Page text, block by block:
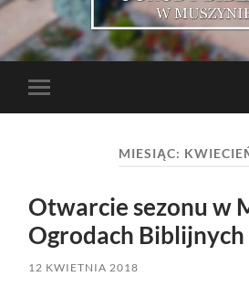
Ogrody
Biblijne
mobile
MIESIĄC:
Otwarcie sezonu w
Ogrodach Biblijnych
12 KWIETNIA 2018